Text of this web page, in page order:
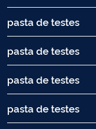
pasta de testes
pasta de testes
pasta de testes
pasta de testes